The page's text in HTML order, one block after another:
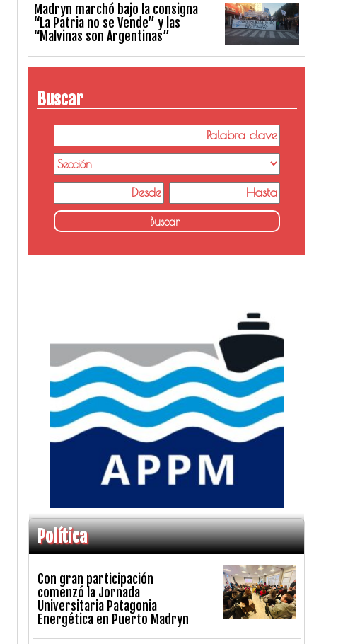
Madryn marchó bajo la consigna
“La Patria no se Vende” y las
“Malvinas son Argentinas”
Buscar
Política
Con gran participación
comenzó la Jornada
Universitaria Patagonia
Energética en Puerto Madryn